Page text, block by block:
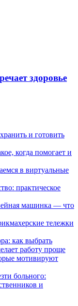
здоровье
и готовить
когда помогает и
в виртуальные
практическое
машинка — что
тележки
как выбрать
работу проще
мотивируют
больного:
и